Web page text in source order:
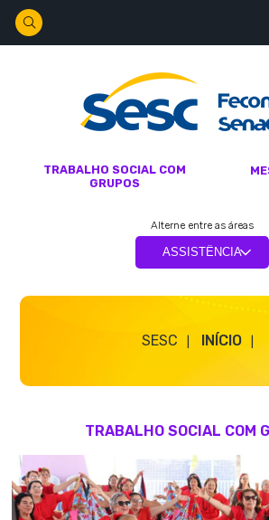
TRABALHO SOCIAL COM
GRUPOS
Alterne entre as áreas
SESC INÍCIO
TRABALHO SOCIAL COM